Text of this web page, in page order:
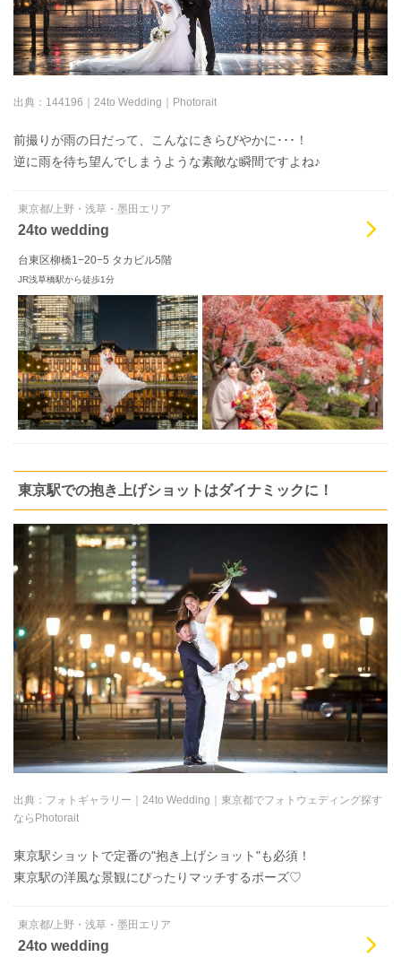
出典： 144196｜24to Wedding｜Photorait
前撮りが雨の日だって、こんなにきらびやかに･･･！
逆に雨を待ち望んでしまうような素敵な瞬間ですよね♪
東京都/上野・浅草・墨田エリア
24to wedding
台東区柳橋1−20−5 タカビル5階
JR浅草橋駅から徒歩1分
東京駅での抱き上げショットはダイナミックに！
出典： フォトギャラリー｜24to Wedding｜東京都でフォトウェディング探す
ならPhotorait
東京駅ショットで定番の"抱き上げショット"も必須！
東京駅の洋風な景観にぴったりマッチするポーズ♡
東京都/上野・浅草・墨田エリア
24to wedding